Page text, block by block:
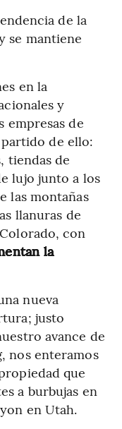
de la
se mantiene
en la
y
empresas de
de ello:
tiendas de
lujo junto a los
las montañas
llanuras de
con
la
nueva
justo
avance de
nos enteramos
que
a burbujas en
en Utah.